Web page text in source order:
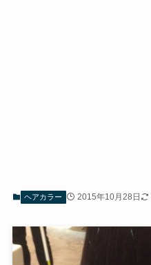
ヘアカラー 2015年10月28日